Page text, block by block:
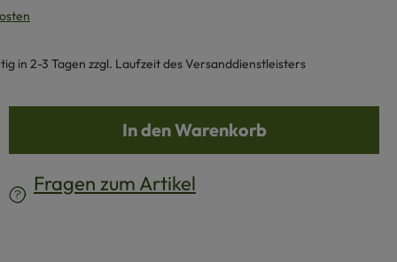
in 2-3 Tagen zzgl. Laufzeit des Versanddienstleisters
den gewünschten Wert ein oder
In den Warenkorb
Fragen zum Artikel